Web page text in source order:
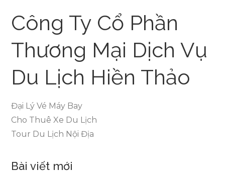
Công Ty Cổ Phần
Thương Mại Dịch Vụ
Du Lịch Hiền Thảo
Đại Lý Vé Máy Bay
Cho Thuê Xe Du Lịch
Tour Du Lịch Nội Địa
Bài viết mới